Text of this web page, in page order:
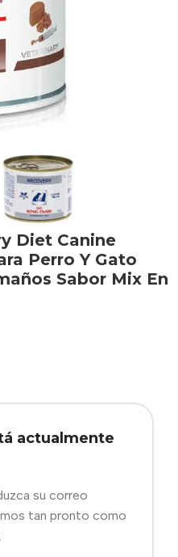
Diet Canine
Perro Y Gato
Sabor Mix En
actualmente
su correo
tan pronto como